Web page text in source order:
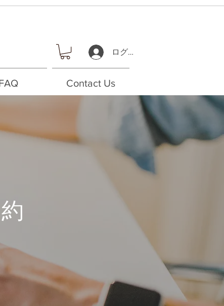
ログイン
Contact Us